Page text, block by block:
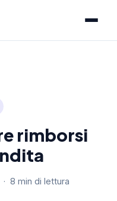
rimborsi
8 min di lettura